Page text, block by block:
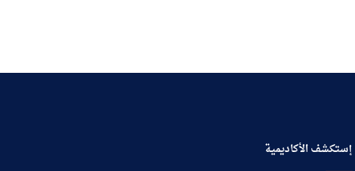
إستكشف الأكاديمية